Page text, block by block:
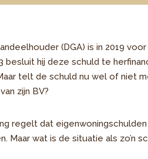
(DGA) is in 2019
besluit hij deze schuld te
telt de schuld nu wel of niet
zijn BV?
regelt dat
Maar wat is de situatie als zo’n